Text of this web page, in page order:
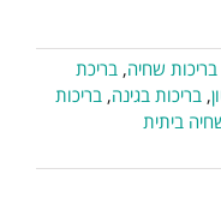
בריכות שחיה, בריכת
, בריכות בגינה, בריכות
ביתית